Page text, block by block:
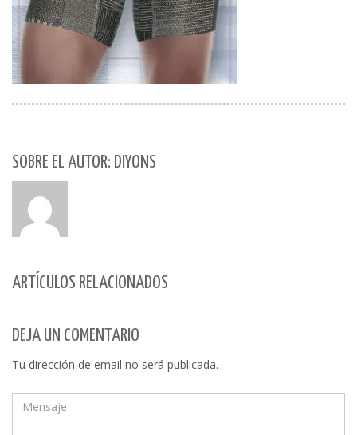
SOBRE EL AUTOR: DIYONS
ARTÍCULOS RELACIONADOS
DEJA UN COMENTARIO
Tu dirección de email no será publicada.